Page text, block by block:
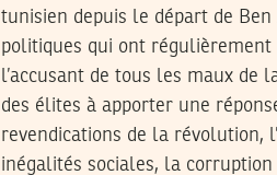
tunisien depuis le départ de
politiques qui ont régulièrement
l’accusant de tous les maux de
des élites à apporter une
revendications de la révolution,
inégalités sociales, la corruption